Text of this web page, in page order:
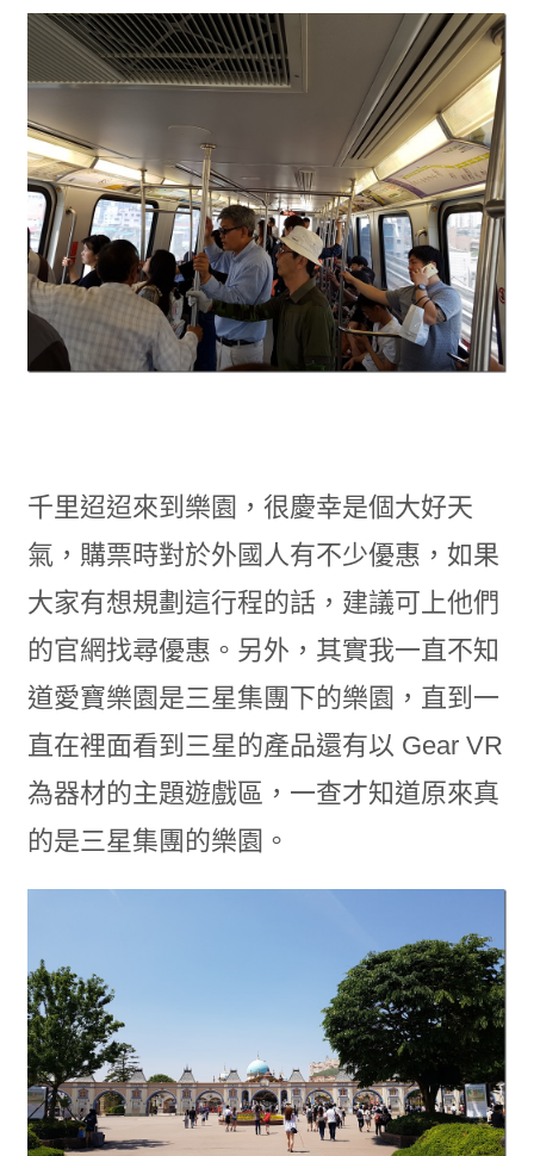
千里迢迢來到樂園，很慶幸是個大好天
氣，購票時對於外國人有不少優惠，如果
大家有想規劃這行程的話，建議可上他們
的官網找尋優惠。另外，其實我一直不知
道愛寶樂園是三星集團下的樂園，直到一
直在裡面看到三星的產品還有以 Gear VR
為器材的主題遊戲區，一查才知道原來真
的是三星集團的樂園。